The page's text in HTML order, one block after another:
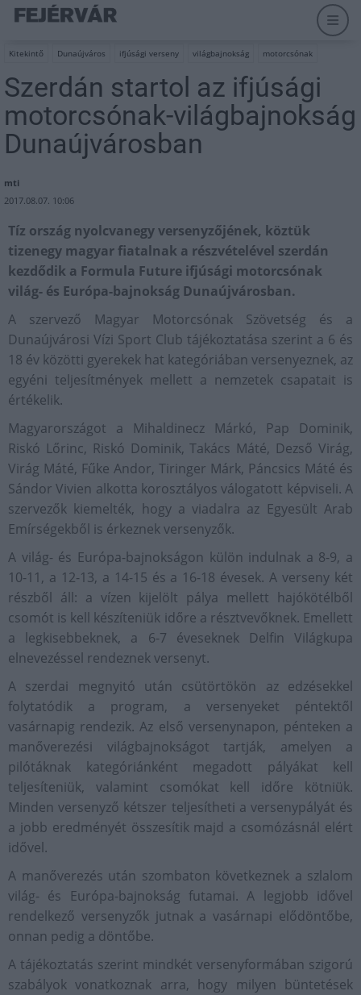
Kitekintő Dunaújváros ifjúsági verseny világbajnokság motorcsónak
Szerdán startol az ifjúsági
motorcsónak-világbajnokság
Dunaújvárosban
mti
2017.08.07. 10:06
Tíz ország nyolcvanegy versenyzőjének, köztük
tizenegy magyar fiatalnak a részvételével szerdán
kezdődik a Formula Future ifjúsági motorcsónak
világ- és Európa-bajnokság Dunaújvárosban.
A szervező Magyar Motorcsónak Szövetség és a
Dunaújvárosi Vízi Sport Club tájékoztatása szerint a 6 és
18 év közötti gyerekek hat kategóriában versenyeznek, az
egyéni teljesítmények mellett a nemzetek csapatait is
értékelik.
Magyarországot a Mihaldinecz Márkó, Pap Dominik,
Riskó Lőrinc, Riskó Dominik, Takács Máté, Dezső Virág,
Virág Máté, Fűke Andor, Tiringer Márk, Páncsics Máté és
Sándor Vivien alkotta korosztályos válogatott képviseli. A
szervezők kiemelték, hogy a viadalra az Egyesült Arab
Emírségekből is érkeznek versenyzők.
A világ- és Európa-bajnokságon külön indulnak a 8-9, a
10-11, a 12-13, a 14-15 és a 16-18 évesek. A verseny két
részből áll: a vízen kijelölt pálya mellett hajókötélből
csomót is kell készíteniük időre a résztvevőknek. Emellett
a legkisebbeknek, a 6-7 éveseknek Delfin Világkupa
elnevezéssel rendeznek versenyt.
A szerdai megnyitó után csütörtökön az edzésekkel
folytatódik a program, a versenyeket péntektől
vasárnapig rendezik. Az első versenynapon, pénteken a
manőverezési világbajnokságot tartják, amelyen a
pilótáknak kategóriánként megadott pályákat kell
teljesíteniük, valamint csomókat kell időre kötniük.
Minden versenyző kétszer teljesítheti a versenypályát és
a jobb eredményét összesítik majd a csomózásnál elért
idővel.
A manőverezés után szombaton következnek a szlalom
világ- és Európa-bajnokság futamai. A legjobb idővel
rendelkező versenyzők jutnak a vasárnapi elődöntőbe,
onnan pedig a döntőbe.
A tájékoztatás szerint mindkét versenyformában szigorú
szabályok vonatkoznak arra, hogy milyen büntetések